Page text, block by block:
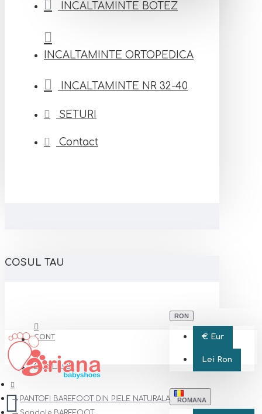
INCALTAMINTE BOTEZ
INCALTAMINTE ORTOPEDICA
INCALTAMINTE NR 32-40
SETURI
Contact
COSUL TAU
CONT
CONT NOU
RON
€ Eur
Lei Ron
ROMANA
PANTOFI BAREFOOT DIN PIELE NATURALA